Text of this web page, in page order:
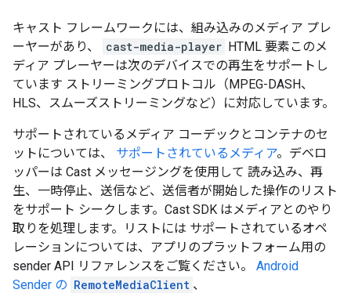
キャスト フレームワークには、組み込みのメディア プレ
ーヤーがあり、
cast-media-player HTML 要素このメ
ディア プレーヤーは次のデバイスでの再生をサポートし
ています ストリーミングプロトコル（MPEG-DASH、
HLS、スムーズストリーミングなど）に対応しています。
サポートされているメディア コーデックとコンテナのセ
ットについては、 サポートされているメディア。デベロ
ッパーは Cast メッセージングを使用して 読み込み、再
生、一時停止、送信など、送信者が開始した操作のリスト
をサポート シークします。Cast SDK はメディアとのやり
取りを処理します。リストには サポートされているオペ
レーションについては、アプリのプラットフォーム用の
sender API リファレンスをご覧ください。 Android
Sender の RemoteMediaClient 、